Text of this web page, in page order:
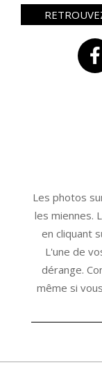
Les photos
les miennes.
en cliquant
L'une de
dérange.
même si